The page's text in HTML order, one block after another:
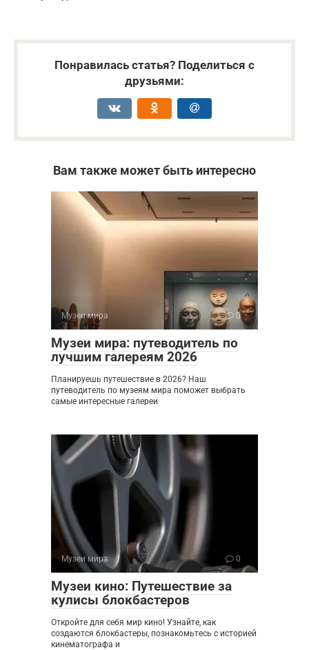
Понравилась статья? Поделиться с
друзьями:
Вам также может быть интересно
Музеи мира 0
Музеи мира: путеводитель по
лучшим галереям 2026
Планируешь путешествие в 2026? Наш
путеводитель по музеям мира поможет выбрать
самые интересные галереи
Музеи мира 0
Музеи кино: Путешествие за
кулисы блокбастеров
Откройте для себя мир кино! Узнайте, как
создаются блокбастеры, познакомьтесь с историей
кинематографа и